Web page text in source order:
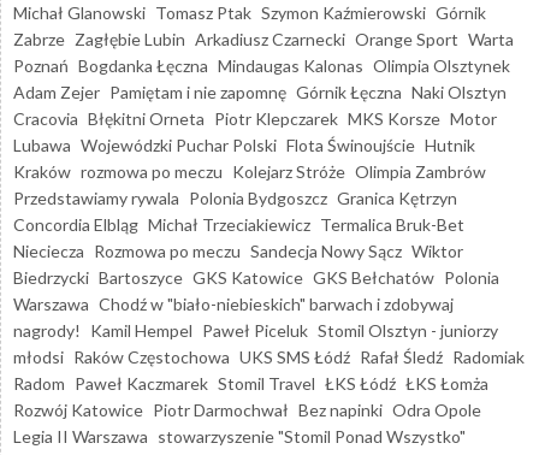
Michał Glanowski Tomasz Ptak Szymon Kaźmierowski Górnik
Zabrze Zagłębie Lubin Arkadiusz Czarnecki Orange Sport Warta
Poznań Bogdanka Łęczna Mindaugas Kalonas Olimpia Olsztynek
Adam Zejer Pamiętam i nie zapomnę Górnik Łęczna Naki Olsztyn
Cracovia Błękitni Orneta Piotr Klepczarek MKS Korsze Motor
Lubawa Wojewódzki Puchar Polski Flota Świnoujście Hutnik
Kraków rozmowa po meczu Kolejarz Stróże Olimpia Zambrów
Przedstawiamy rywala Polonia Bydgoszcz Granica Kętrzyn
Concordia Elbląg Michał Trzeciakiewicz Termalica Bruk-Bet
Nieciecza Rozmowa po meczu Sandecja Nowy Sącz Wiktor
Biedrzycki Bartoszyce GKS Katowice GKS Bełchatów Polonia
Warszawa Chodź w "biało-niebieskich" barwach i zdobywaj
nagrody!
Kamil Hempel Paweł Piceluk Stomil Olsztyn - juniorzy
młodsi Raków Częstochowa UKS SMS Łódź Rafał Śledź Radomiak
Radom Paweł Kaczmarek Stomil Travel ŁKS Łódź ŁKS Łomża
Rozwój Katowice Piotr Darmochwał Bez napinki Odra Opole
Legia II Warszawa stowarzyszenie "Stomil Ponad Wszystko"